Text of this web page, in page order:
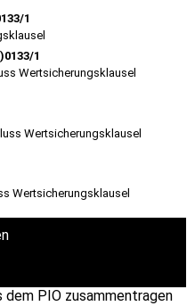
1
1
Wertsicherungsklausel
Wertsicherungsklausel
Wertsicherungsklausel
dem PIO zusammentragen